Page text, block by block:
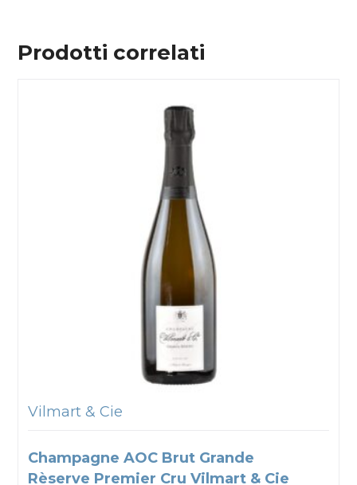
Prodotti correlati
Vilmart & Cie
Champagne AOC Brut Grande
Rèserve Premier Cru Vilmart & Cie